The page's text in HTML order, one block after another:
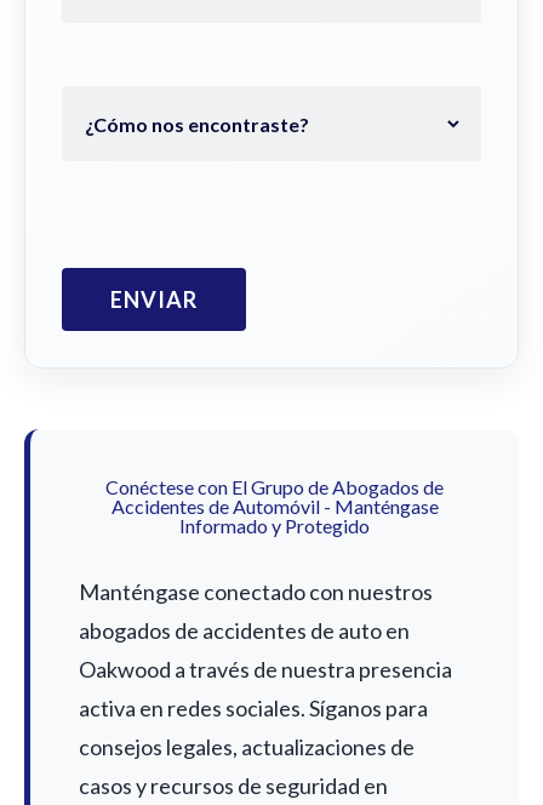
Conéctese con El Grupo de Abogados de
Accidentes de Automóvil - Manténgase
Informado y Protegido
Manténgase conectado con nuestros
abogados de accidentes de auto en
Oakwood a través de nuestra presencia
activa en redes sociales. Síganos para
consejos legales, actualizaciones de
casos y recursos de seguridad en